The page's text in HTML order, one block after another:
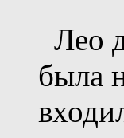
Лео
была